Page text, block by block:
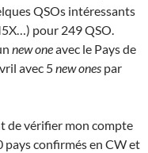
QSOs intéressants
pour 249 QSO.
new oneavec le Pays de
avec 5new ones par
de vérifier mon compte
pays confirmés en CW et